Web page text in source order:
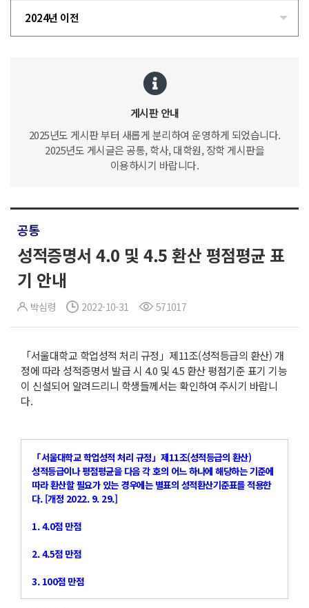
2024년 이전
게시판 안내
2025년도 게시판 부터 새롭게 분리하여 운영하게 되었습니다.
2025년도 게시글은 공통, 학사, 대학원, 장학 게시판을
이용하시기 바랍니다.
공통
성적증명서 4.0 및 4.5 환산 평점평균 표
기 안내
박심령 2022-10-31 571017
「서울대학교 학업성적 처리 규정」제11조(성적등급의 환산) 개
정에 따라 성적증명서 발급 시 4.0 및 4.5 환산 평점기준 표기 기능
이 신설되어 알려드리니 학생들께서는 확인하여 주시기 바랍니
다.
「서울대학교 학업성적 처리 규정」제11조(성적등급의 환산)
성적등급이나 평점평균을 다음 각 호의 어느 하나에 해당하는 기준에
따라 환산할 필요가 있는 경우에는 별표의 성적환산기준표를 적용한
다. [개정 2022. 9. 29.]
1. 4.0점 만점
2. 4.5점 만점
3. 100점 만점